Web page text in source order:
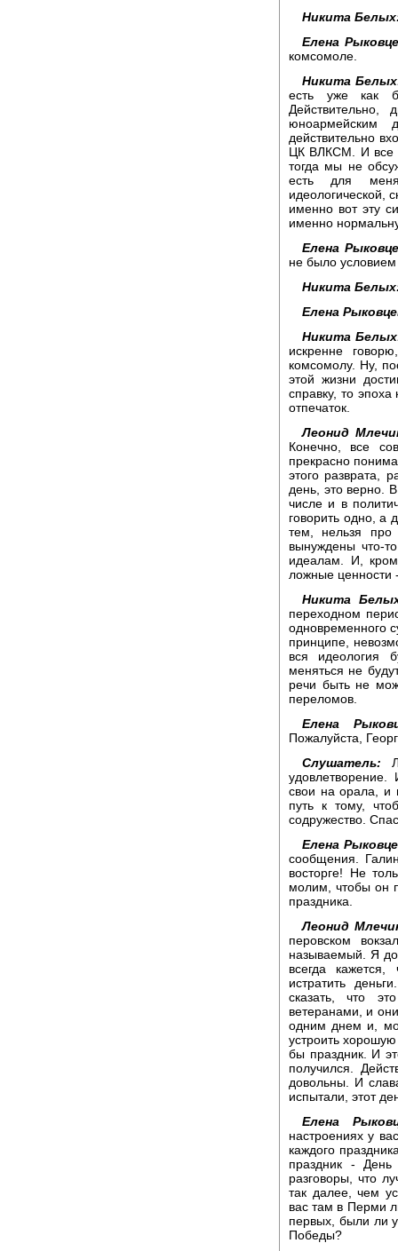
Никита
Елена
комсомоле.
Никита
есть уже как
юноармейским
действительно
ЦК ВЛКСМ. И все
тогда мы не
есть для
идеологической,
именно вот эту
именно
Елена
не было условием
Никита
Елена
Никита
искренне
комсомолу. Ну,
этой жизни
справку, то
отпечаток.
Леонид
Конечно, все
прекрасно
этого разврата,
день, это верно.
числе и в
говорить одно, а
тем, нельзя про
вынуждены что-
идеалам. И,
ложные ценности
Никита
переходном
одновременного
принципе,
вся идеология
меняться не
речи быть не
переломов.
Елена
Пожалуйста,
Слушатель:
свои на орала, и
путь к тому,
содружество.
Елена
сообщения.
восторге! Не
молим, чтобы он
праздника.
Леонид
перовском
называемый. Я
всегда
истратить
сказать, что
ветеранами, и
одним днем и,
устроить
бы праздник. И
получился.
довольны. И
испытали, этот
Елена
настроениях у
каждого
праздник -
разговоры, что
так далее, чем
вас там в Перми
первых, были ли
Победы?